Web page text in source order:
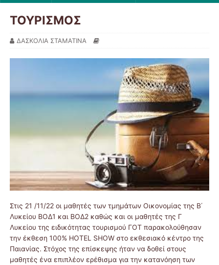
ΤΟΥΡΙΣΜΟΣ
ΔΑΣΚΟΛΙΑ ΣΤΑΜΑΤΙΝΑ
Στις 21 /11/22 οι μαθητές των τμημάτων Οικονομίας της Β΄
Λυκείου ΒΟΔ1 και ΒΟΔ2 καθώς και οι μαθητές της Γ
Λυκείου της ειδικότητας τουρισμού ΓΟΤ παρακολούθησαν
την έκθεση 100% HOTEL SHOW στο εκθεσιακό κέντρο της
Παιανίας. Στόχος της επίσκεψης ήταν να δοθεί στους
μαθητές ένα επιπλέον ερέθισμα για την κατανόηση των